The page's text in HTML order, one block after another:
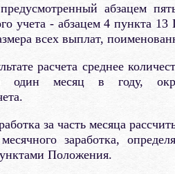
абзацем
учета - абзацем 4 пункта
всех выплат,
расчета среднее
один месяц в году,
за часть месяца
заработка,
Положения.